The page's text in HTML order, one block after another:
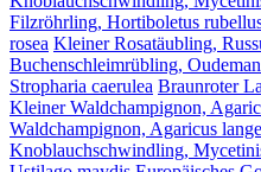
Filzröhrling, Hortiboletus
rosea Kleiner Rosatäubling,
Buchenschleimrübling,
Stropharia caerulea Braunroter
Kleiner Waldchampignon,
Waldchampignon, Agaricus
Knoblauchschwindling,